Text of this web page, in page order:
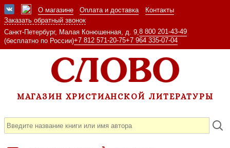
О магазине Оплата и доставка
Контакты
Заказать обратный звонок
Санкт-Петербург, Малая Конюшенная, д. 9, 8 800 201-43-49
(бесплатно по России)+7 812 571-20-75+7 964 335-07-04
МАГАЗИН ХРИСТИАНСКОЙ ЛИТЕРАТУРЫ